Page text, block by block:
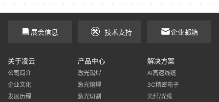
展会信息 技术支持 企业邮箱
关于凌云
公司简介
企业文化
发展历程
产品中心
激光锡焊
激光熔焊
激光切割
解决方案
AI高速线缆
3C精密电子
光纤/光缆